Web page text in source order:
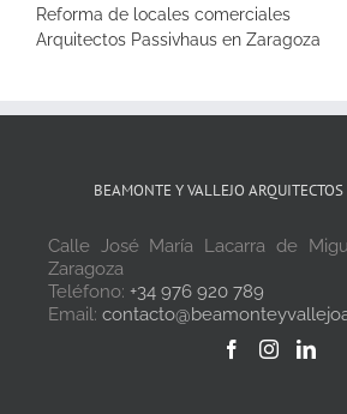
Reforma de locales comerciales
Arquitectos Passivhaus en Zaragoza
BEAMONTE Y VALLEJO
Calle José María Lacarra de
Zaragoza
Teléfono: +34 976 920 789
Email: